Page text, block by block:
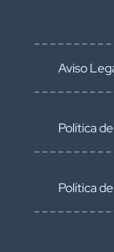
Aviso
Política
Política